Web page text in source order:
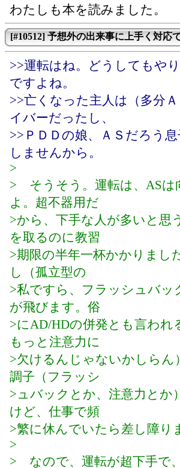
わたしも本を読みました。
[#10512] 予想外の出来事に上手く対応
>>運転はね。どうしてもや
ですよね。
>>亡くなった主人は（多分
イバーだったし、
>>ＰＤＤの娘、ＡＳだろう
しませんから。
>
> そうそう。運転は、ASは
よ。超不器用だ
>から、下手な人が多いと思
を取るのに教習
>期限の半年一杯かかりまし
し（孤立型の
>私ですら、フラッシュバッ
が飛びます。俗
>にAD/HDの併発とも言われ
もっと注意力に
>欠けるんじゃないかしらん
調子（フラッシ
>ュバックとか、注意力とか
けど、仕事で頻
>繁に休んでいたら差し障り
>
> なので、運転が超下手で